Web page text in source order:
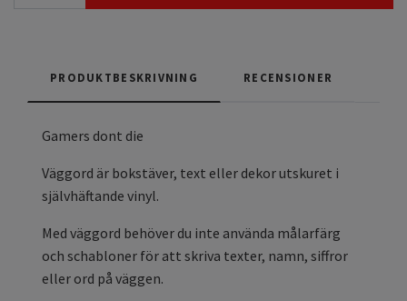
PRODUKTBESKRIVNING RECENSIONER
Gamers dont die
Väggord är bokstäver, text eller dekor utskuret i
självhäftande vinyl.
Med väggord behöver du inte använda målarfärg
och schabloner för att skriva texter, namn, siffror
eller ord på väggen.